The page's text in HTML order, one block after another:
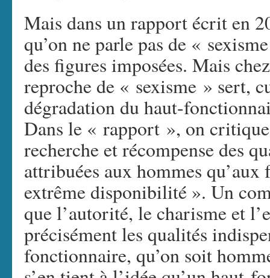
Mais dans un rapport écrit en
qu’on ne parle pas de «
des figures imposées. Mais
reproche de « sexisme » sert,
dégradation du haut-
Dans le « rapport », on
recherche et récompense des
attribuées aux hommes
extrême disponibilité ». Un
que l’autorité, le charisme et
précisément les qualités
fonctionnaire, qu’on soit